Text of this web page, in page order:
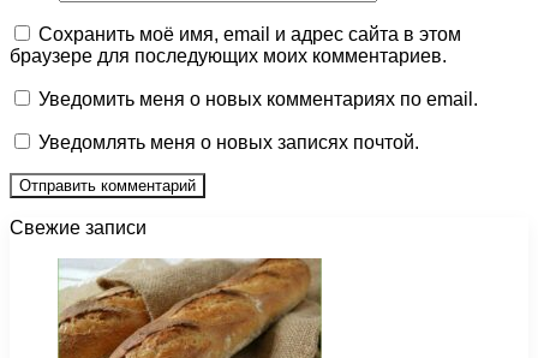
Сохранить моё имя, email и адрес сайта в этом
браузере для последующих моих комментариев.
Уведомить меня о новых комментариях по email.
Уведомлять меня о новых записях почтой.
Свежие записи